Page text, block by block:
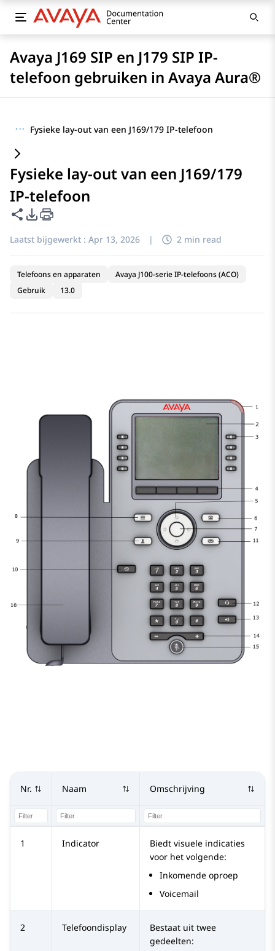
Avaya J169 SIP en J179 SIP IP-
telefoon gebruiken in Avaya Aura®
··· Fysieke lay-out van een J169/179 IP-telefoon
Fysieke lay-out van een J169/179
IP-telefoon
Deze pagina delen
Opties voor PDF exporteren
Laatst bijgewerkt : Apr 13, 2026 | 2 min read
Telefoons en apparaten
Avaya J100-serie IP-telefoons (ACO)
Gebruik
13.0
Nr. Naam Omschrijving
1 Indicator
Biedt visuele indicaties
voor het volgende:
Inkomende oproep
Voicemail
2 Telefoondisplay
Bestaat uit twee
gedeelten: